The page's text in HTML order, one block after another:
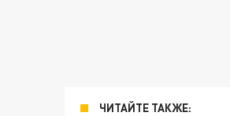
ЧИТАЙТЕ ТАКЖЕ: